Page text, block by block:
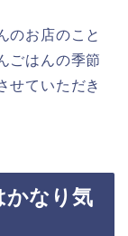
のお店のこと
ごはんの季節
せていただき
かなり気